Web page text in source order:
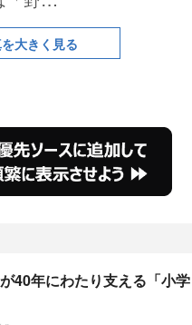
気込
らの握
大きく見る
40年にわたり支える「小学